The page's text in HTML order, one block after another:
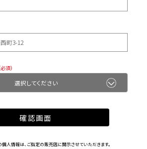
必須）
人情報は、ご指定の販売店に開示させていただきます。